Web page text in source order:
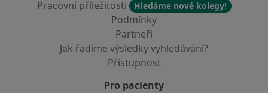
Pracovní příležitosti
Hledáme nové kolegy!
Podmínky
Partneři
Jak řadíme výsledky vyhledávání?
Přístupnost
Pro pacienty